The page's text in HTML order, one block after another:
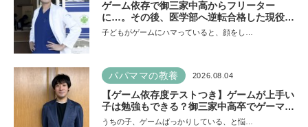
ゲーム依存で御三家中高からフリーター
に…。その後、医学部へ逆転合格した現役医
師が断言「ゲームの経験が受験勉強に役立っ
子どもがゲームにハマっていると、顔をし…
パパママの教養 2026.08.04
【ゲーム依存度テストつき】ゲームが上手い
子は勉強もできる？御三家中高卒でゲーマー
の医師・阿部智史さんが教えるゲームしなが
うちの子、ゲームばっかりしている、と悩…